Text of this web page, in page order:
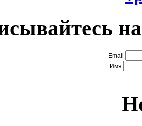
Email
Имя